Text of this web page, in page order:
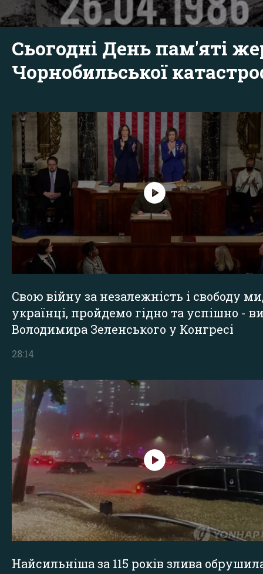
Сьогодні День пам'яті
Чорнобильської
Свою війну за незалежність і свободу
українці, пройдемо гідно та успішно -
Володимира Зеленського у Конгресі
28:14
Найсильніша за 115 років злива